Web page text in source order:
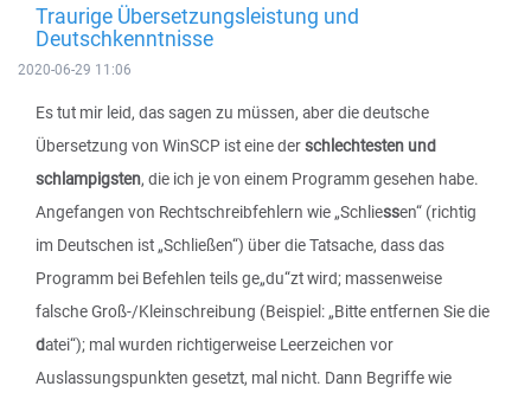
Traurige Übersetzungsleistung und
Deutschkenntnisse
2020-06-29 11:06
Es tut mir leid, das sagen zu müssen, aber die deutsche
Übersetzung von WinSCP ist eine derschlechtesten und
schlampigsten, die ich je von einem Programm gesehen habe.
Angefangen von Rechtschreibfehlern wie „Schliessen“ (richtig
im Deutschen ist „Schließen“) über die Tatsache, dass das
Programm bei Befehlen teils ge„du“zt wird; massenweise
falsche Groß-/Kleinschreibung (Beispiel: „Bitte entfernen Sie die
datei“); mal wurden richtigerweise Leerzeichen vor
Auslassungspunkten gesetzt, mal nicht. Dann Begriffe wie